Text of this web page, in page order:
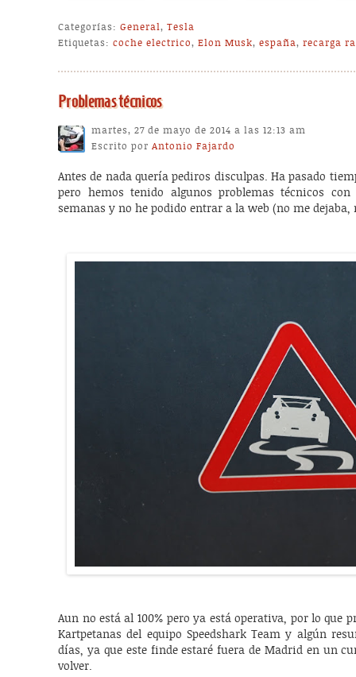
Categorías: General,Tesla
Etiquetas: coche electrico,Elon Musk,españa,recarga
Problemas técnicos
martes, 27 de mayo de 2014 a las 12:13 am
Escrito porAntonio Fajardo
Antes de nada quería pediros disculpas. Ha pasado
pero hemos tenido algunos problemas técnicos
semanas y no he podido entrar a la web (no me
Aun no está al 100% pero ya está operativa, por lo que
Kartpetanas del equipo Speedshark Team y algún
días, ya que este finde estaré fuera de Madrid en un
volver.